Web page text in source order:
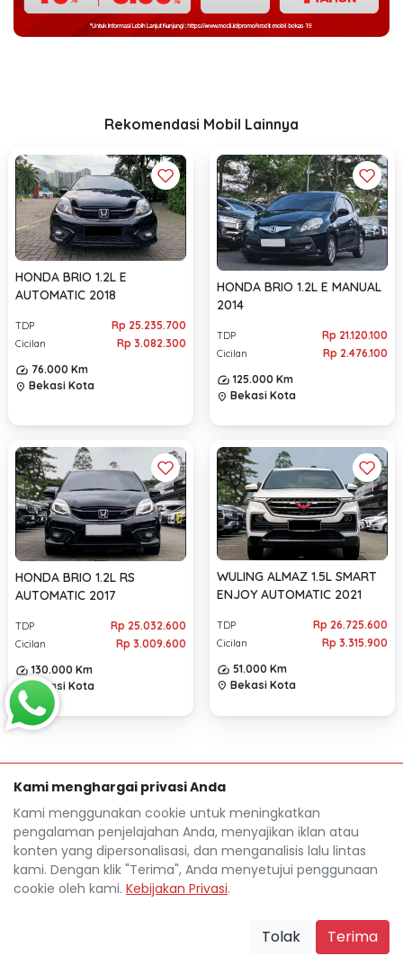
Rekomendasi Mobil Lainnya
HONDA BRIO 1.2L E
AUTOMATIC 2018
TDP Rp 25.235.700
Cicilan
Rp 3.082.300
76.000 Km
location_on Bekasi Kota
HONDA BRIO 1.2L E MANUAL
2014
TDP Rp 21.120.100
Cicilan
Rp 2.476.100
125.000 Km
location_on Bekasi Kota
HONDA BRIO 1.2L RS
AUTOMATIC 2017
TDP Rp 25.032.600
Cicilan
Rp 3.009.600
130.000 Km
location_onBekasi Kota
WULING ALMAZ 1.5L SMART
ENJOY AUTOMATIC 2021
TDP Rp 26.725.600
Cicilan
Rp 3.315.900
51.000 Km
location_on Bekasi Kota
Mocil.id by DSF dikembangkan sebagai sarana untuk
mencari mobil bekas secara kredit.
Daftar Mitra Mocil
Kami menghargai privasi Anda
Kami menggunakan cookie untuk meningkatkan
pengalaman penjelajahan Anda, menyajikan iklan atau
konten yang dipersonalisasi, dan menganalisis lalu lintas
kami. Dengan klik "Terima", Anda menyetujui penggunaan
cookie oleh kami. Kebijakan Privasi.
Tolak Terima